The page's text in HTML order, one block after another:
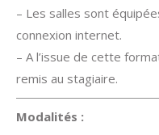
– Les salles sont
connexion internet.
– A l’issue de cette
remis au stagiaire.
Modalités :